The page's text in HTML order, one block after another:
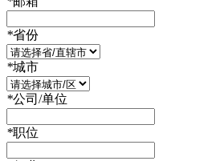
*省份
*城市
*公司/单位
*职位